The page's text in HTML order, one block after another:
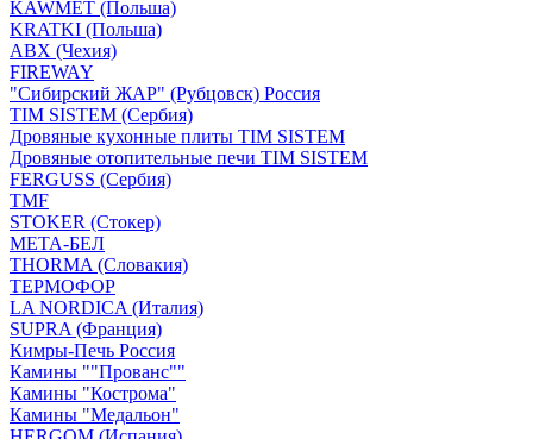
KAWMET (Польша)
KRATKI (Польша)
ABX (Чехия)
FIREWAY
"Сибирский ЖАР" (Рубцовск) Россия
TIM SISTEM (Сербия)
Дровяные кухонные плиты TIM SISTEM
Дровяные отопительные печи TIM SISTEM
FERGUSS (Сербия)
TMF
STOKER (Стокер)
МЕТА-БЕЛ
THORMA (Словакия)
ТЕРМОФОР
LA NORDICA (Италия)
SUPRA (Франция)
Кимры-Печь Россия
Камины ""Прованс""
Камины "Кострома"
Камины "Медальон"